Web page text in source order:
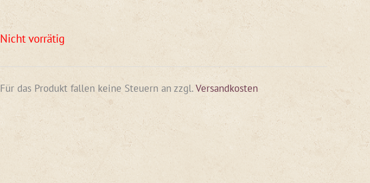
Nicht vorrätig
Für das Produkt fallen keine Steuern an zzgl.Versandkosten